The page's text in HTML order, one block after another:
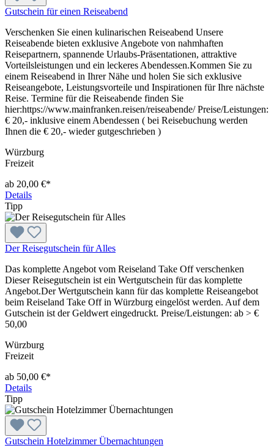
Gutschein für einen Reiseabend
Verschenken Sie einen kulinarischen Reiseabend Unsere
Reiseabende bieten exklusive Angebote von nahmhaften
Reisepartnern, spannende Urlaubs-Präsentationen, attraktive
Vorteilsleistungen und ein leckeres Abendessen.Kommen Sie zu
einem Reiseabend in Ihrer Nähe und holen Sie sich exklusive
Reiseangebote, Leistungsvorteile und Inspirationen für Ihre nächste
Reise. Termine für die Reiseabende finden Sie
hier:https://www.mainfranken.reisen/reiseabende/ Preise/Leistungen:
€ 20,- inklusive einem Abendessen ( bei Reisebuchung werden
Ihnen die € 20,- wieder gutgeschrieben )
Würzburg
Freizeit
ab 20,00 €*
Details
Tipp
Der Reisegutschein für Alles
Das komplette Angebot vom Reiseland Take Off verschenken
Dieser Reisegutschein ist ein Wertgutschein für das komplette
Angebot.Der Wertgutschein kann für das komplette Reiseangebot
beim Reiseland Take Off in Würzburg eingelöst werden. Auf dem
Gutschein ist der Geldwert eingedruckt. Preise/Leistungen: ab > €
50,00
Würzburg
Freizeit
ab 50,00 €*
Details
Tipp
Gutschein Hotelzimmer Übernachtungen